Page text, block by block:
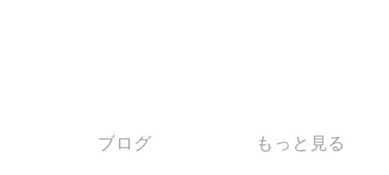
ブログ もっと見る